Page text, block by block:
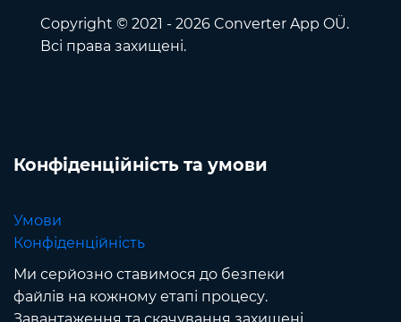
Copyright © 2021 - 2026 Converter App OÜ.
Всі права захищені.
Конфіденційність та умови
Умови
Конфіденційність
Ми серйозно ставимося до безпеки
файлів на кожному етапі процесу.